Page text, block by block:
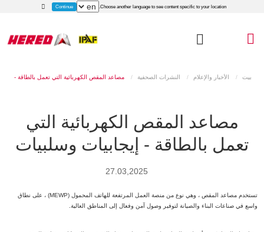
Choose another language to see content specific to your location.
Continue
بيت الأخبار والإعلام النشرات الصحفية مصاعد المقص الكهربائية التي تعمل بالطاقة -
مصاعد المقص الكهربائية التي
تعمل بالطاقة - إيجابيات وسلبيات
27.03,2025
تستخدم مصاعد المقص ، وهي نوع من منصة العمل المرتفعة للهاتف المحمول (MEWP) ، على نطاق
واسع في صناعات البناء والصيانة لتوفير وصول آمن وفعال إلى المناطق العالية.